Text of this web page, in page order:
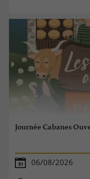
Journée Cabanes
06/08/2026